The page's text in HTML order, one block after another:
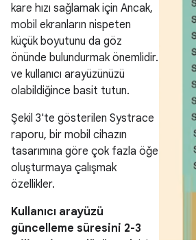
kare hızı sağlamak için Ancak,
mobil ekranların nispeten
küçük boyutunu da göz
önünde bulundurmak önemlidir.
ve kullanıcı arayüzünüzü
olabildiğince basit tutun.
Şekil 3'te gösterilen Systrace
raporu, bir mobil cihazın
tasarımına göre çok fazla öğe
oluşturmaya çalışmak
özellikler.
Kullanıcı arayüzü
güncelleme süresini 2-3